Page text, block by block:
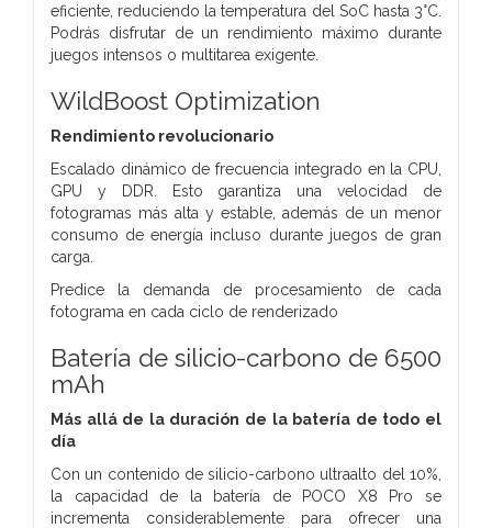
eficiente, reduciendo la temperatura del SoC hasta 3°C.
Podrás disfrutar de un rendimiento máximo durante
juegos intensos o multitarea exigente.
WildBoost Optimization
Rendimiento revolucionario
Escalado dinámico de frecuencia integrado en la CPU,
GPU y DDR. Esto garantiza una velocidad de
fotogramas más alta y estable, además de un menor
consumo de energía incluso durante juegos de gran
carga.
Predice la demanda de procesamiento de cada
fotograma en cada ciclo de renderizado
Batería de silicio-carbono de 6500
mAh
Más allá de la duración de la batería de todo el
día
Con un contenido de silicio-carbono ultraalto del 10%,
la capacidad de la batería de POCO X8 Pro se
incrementa considerablemente para ofrecer una